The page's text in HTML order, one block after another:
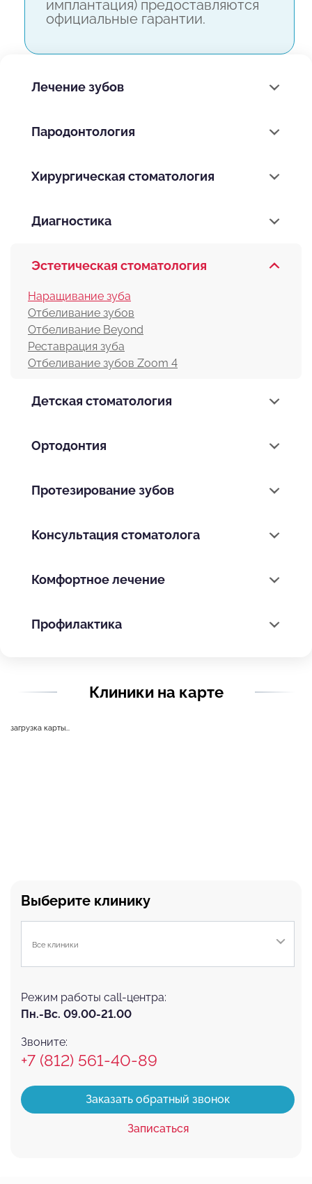
Лечение зубов
Пародонтология
Хирургическая стоматология
Диагностика
Эстетическая стоматология
Наращивание зуба
Отбеливание зубов
Отбеливание Beyond
Реставрация зуба
Отбеливание зубов Zoom 4
Детская стоматология
Ортодонтия
Протезирование зубов
Консультация стоматолога
Комфортное лечение
Профилактика
имплантация) предоставляются
официальные гарантии.
Клиники на карте
Выберите клинику
Все клиники
Режим работы call-центра:
Пн.-Вс. 09.00-21.00
Звоните:
+7 (812) 561-40-89
Заказать обратный звонок
Записаться
загрузка карты...